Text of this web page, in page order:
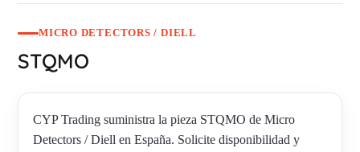
MICRO DETECTORS / DIELL
STQMO
CYP Trading suministra la pieza STQMO de Micro
Detectors / Diell en España. Solicite disponibilidad y